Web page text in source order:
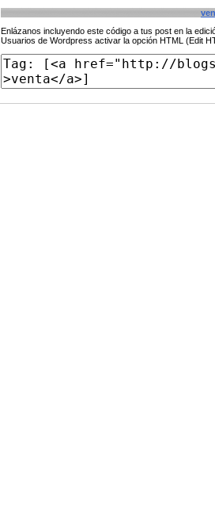
Enlázanos incluyendo este código a tus post en la
Usuarios de Wordpress activar la opción HTML (Edit